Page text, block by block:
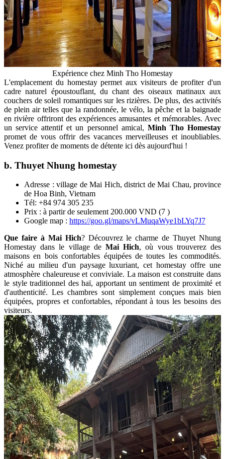
Expérience chez Minh Tho Homestay
L'emplacement du homestay permet aux visiteurs de profiter d'un
cadre naturel époustouflant, du chant des oiseaux matinaux aux
couchers de soleil romantiques sur les rizières. De plus, des activités
de plein air telles que la randonnée, le vélo, la pêche et la baignade
en rivière offriront des expériences amusantes et mémorables. Avec
un service attentif et un personnel amical, Minh Tho Homestay
promet de vous offrir des vacances merveilleuses et inoubliables.
Venez profiter de moments de détente ici dès aujourd'hui !
b. Thuyet Nhung homestay
Adresse : village de Mai Hich, district de Mai Chau, province
de Hoa Binh, Vietnam
Tél: +84 974 305 235
Prix : à partir de seulement 200.000 VND (7 )
Google map : https://goo.gl/maps/vLMuqaWye1bLYq7J7
Que faire à Mai Hich? Découvrez le charme de Thuyet Nhung
Homestay dans le village de Mai Hich, où vous trouverez des
maisons en bois confortables équipées de toutes les commodités.
Niché au milieu d'un paysage luxuriant, cet homestay offre une
atmosphère chaleureuse et conviviale. La maison est construite dans
le style traditionnel des haï, apportant un sentiment de proximité et
d'authenticité. Les chambres sont simplement conçues mais bien
équipées, propres et confortables, répondant à tous les besoins des
visiteurs.